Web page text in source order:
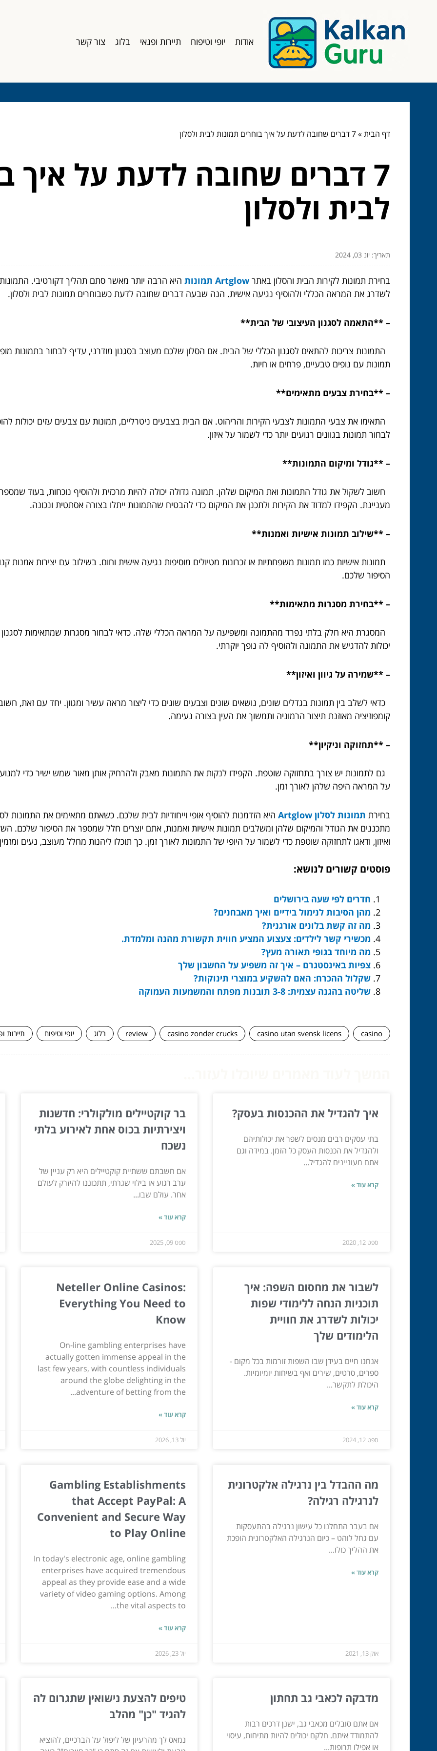
אודות יופי וטיפוח תיירות ופנאי בלוג צור קשר
דף הבית»7 דברים שחובה לדעת על איך בוחרים תמונות לבית ולסלון
7 דברים שחובה לדעת על איך
לבית ולסלון
תאריך: יונ 03, 2024
בחירת תמונות לקירות הבית והסלון באתרArtglow תמונות
היא הרבה יותר מאשר סתם תהליך דקורטיבי.
לשדרג את המראה הכללי ולהוסיף נגיעה אישית. הנה שבעה דברים שחובה לדעת כשבוחרים תמונות לבית ולסלון.
– **התאמה לסגנון העיצובי של הבית**
התמונות צריכות להתאים לסגנון הכללי של הבית. אם הסלון שלכם מעוצב בסגנון מודרני, עדיף לבחור בתמונות
תמונות עם נופים טבעיים, פרחים או חיות.
– **בחירת צבעים מתאימים**
התאימו את צבעי התמונות לצבעי הקירות והריהוט. אם הבית בצבעים ניטרליים, תמונות עם צבעים עזים יכולות
לבחור תמונות בגוונים רגועים יותר כדי לשמור על איזון.
– **גודל ומיקום התמונות**
חשוב לשקול את גודל התמונות ואת המיקום שלהן. תמונה גדולה יכולה להיות מרכזית ולהוסיף נוכחות, בעוד שמספר
מעניינת. הקפידו למדוד את הקירות ולתכנן את המיקום כדי להבטיח שהתמונות ייתלו בצורה אסתטית ונכונה.
– **שילוב תמונות אישיות ואמנות**
תמונות אישיות כמו תמונות משפחתיות או זכרונות מטיולים מוסיפות נגיעה אישית וחום. בשילוב עם יצירות אמנות
הסיפור שלכם.
– **בחירת מסגרות מתאימות**
המסגרת היא חלק בלתי נפרד מהתמונה ומשפיעה על המראה הכללי שלה. כדאי לבחור מסגרות שמתאימות
יכולות להדגיש את התמונה ולהוסיף לה נופך יוקרתי.
– **שמירה על גיוון ואיזון**
כדאי לשלב בין תמונות בגדלים שונים, נושאים שונים וצבעים שונים כדי ליצור מראה עשיר ומגוון. יחד עם זאת, חשוב
קומפוזיציה מאוזנת תיצור הרמוניה ותמשוך את העין בצורה נעימה.
– **תחזוקה וניקיון**
גם לתמונות יש צורך בתחזוקה שוטפת. הקפידו לנקות את התמונות מאבק ולהרחיק אותן מאור שמש ישיר כדי
על המראה היפה שלהן לאורך זמן.
בחירת תמונות לסלון Artglow
היא הזדמנות להוסיף אופי וייחודיות לבית שלכם. כשאתם מתאימים את התמונות
מתכננים את הגודל והמיקום שלהן ומשלבים תמונות אישיות ואמנות, אתם יוצרים חלל שמספר את הסיפור שלכם.
ואיזון, ודאגו לתחזוקה שוטפת כדי לשמור על היופי של התמונות לאורך זמן. כך תוכלו ליהנות מחלל מעוצב, נעים
פוסטים קשורים לנושא:
חדרים לפי שעה בירושלים
מהן הסיבות לנימול בידיים ואיך מאבחנים?
מה זה קשת בלונים אורגנית?
מכשירי קשר לילדים: צעצוע המציע חווית תקשורת מהנה ומלמדת.
מה מיוחד בגופי תאורה מעץ?
צפיות באינסטגרם – איך זה משפיע על החשבון שלך
שקלול ההכרח: האם להשקיע במוצרי תינוקות?
שליטה בהגנה עצמית: 3-8 תובנות מפתח והמשמעות העמוקה
casino
casino utan svensk licens
casino zonder crucks
review בלוג יופי וטיפוח תיירות
איך להגדיל את ההכנסות בעסק?
בתי עסקים רבים מנסים לשפר את יכולותיהם
ולהגדיל את הכנסות העסק כל הזמן. במידה וגם
אתם מעוניינים להגדיל...
קרא עוד »
ספט 12, 2020
בר קוקטיילים מולקולרי: חדשנות
ויצירתיות בכוס אחת לאירוע בלתי
נשכח
אם חשבתם ששתיית קוקטיילים היא רק עניין של
ערב רגוע או בילוי שגרתי, תתכוננו להיזרק לעולם
אחר. עולם שבו...
קרא עוד »
ספט 09, 2025
לשבור את מחסום השפה: איך
תוכניות הנחה ללימודי שפות
יכולות לשדרג את חוויית
הלימודים שלך
אנחנו חיים בעידן שבו השפות זורמות בכל מקום -
ספרים, סרטים, שירים ואף בשיחות יומיומיות.
היכולת לתקשר...
קרא עוד »
ספט 12, 2024
Neteller Online Casinos:
Everything You Need to
Know
On-line gambling enterprises have
actually gotten immense appeal in the
last few years, with countless individuals
around the globe delighting in the
adventure of betting from the...
קרא עוד »
יול 13, 2026
מה ההבדל בין נרגילה אלקטרונית
לנרגילה רגילה?
אם בעבר התחלנו כל עישון נרגילה בהתעסקות
עם גחל לוהט – כיום הנרגילה האלקטרונית הופכת
את ההליך כולו...
קרא עוד »
אוק 13, 2021
Gambling Establishments
that Accept PayPal: A
Convenient and Secure Way
to Play Online
In today's electronic age, online gambling
enterprises have acquired tremendous
appeal as they provide ease and a wide
variety of video gaming options. Among
the vital aspects to...
קרא עוד »
יול 23, 2026
מדבקה לכאבי גב תחתון
אם אתם סובלים מכאבי גב, ישנן דרכים רבות
להתמודד איתם. חלקם יכולים להיות מתיחות, עיסוי
או אפילו תרופות...
טיפים להצעת נישואין שתגרום לה
להגיד "כן" מהלב
נמאס לך מהרעיון של ליפול על הברכיים, להוציא